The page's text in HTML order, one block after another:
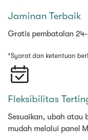
Jaminan Terbaik
Gratis pembatalan
*Syarat dan ketentuan
Fleksibilitas
Sesuaikan, ubah atau
mudah melalui panel